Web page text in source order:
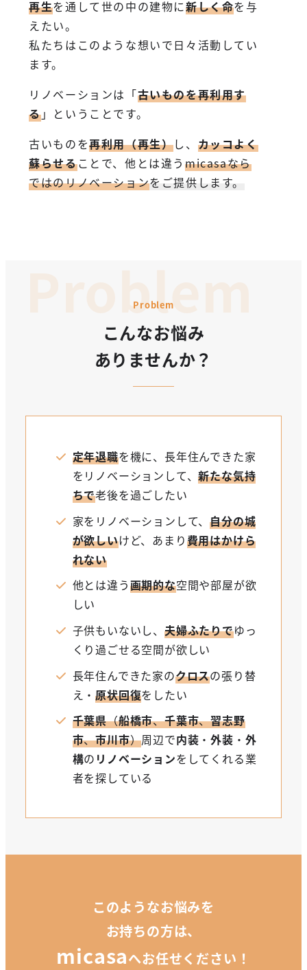
再生を通して世の中の建物に新しく命を与
えたい。
私たちはこのような想いで日々活動してい
ます。
リノベーションは「古いものを再利用す
る」ということです。
古いものを再利用（再生）し、 カッコよく
蘇らせることで、他とは違う micasaなら
ではのリノベーションをご提供します。
Problem
Problem
こんなお悩み
ありませんか？
定年退職を機に、長年住んできた家
をリノベーションして、新たな気持
ちで老後を過ごしたい
家をリノベーションして、自分の城
が欲しいけど、あまり費用はかけら
れない
他とは違う画期的な空間や部屋が欲
しい
子供もいないし、 夫婦ふたりでゆっ
くり過ごせる空間が欲しい
長年住んできた家のクロスの張り替
え・原状回復をしたい
千葉県（船橋市、千葉市、習志野
市、市川市）周辺で内装 ・外装 ・ 外
構の リノベーションをしてくれる業
者を探している
このようなお悩みを
お持ちの方は、
micasaへお任せください！